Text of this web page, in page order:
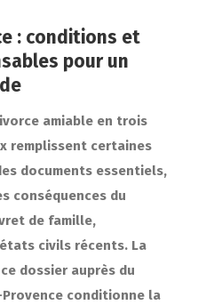
: conditions et
pour un
amiable en trois
remplissent certaines
documents essentiels,
conséquences du
de famille,
civils récents. La
dossier auprès du
Provence conditionne la